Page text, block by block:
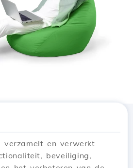
verzamelt en verwerkt
beveiliging,
de app